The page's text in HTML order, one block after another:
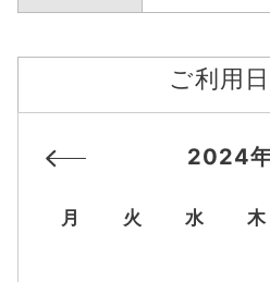
ご利用
2024年
月 火 水 木